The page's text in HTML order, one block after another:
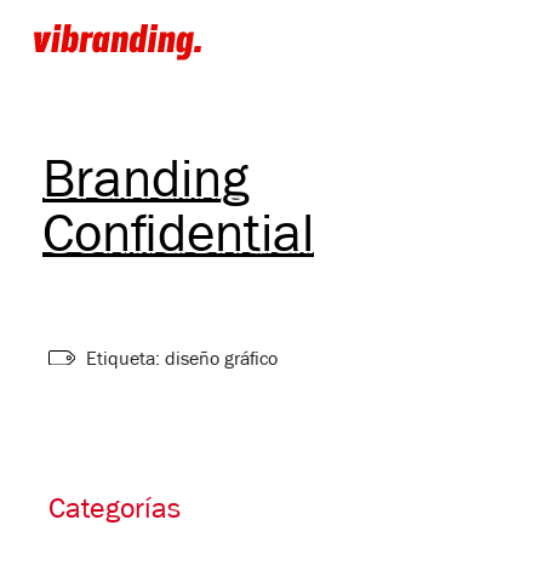
Branding
Confidential
Etiqueta: diseño gráfico
Categorías